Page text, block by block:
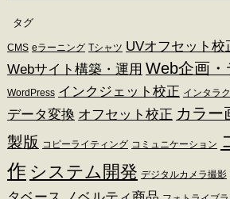
タグ
CMS eラーニング Tシャツ UVオフセット校
Webサイト構築・運用 Web企画
WordPress インクジェット校正 インタラ
データ変換 オフセット校正 カラー
製版 コピーライティング コミュニケーション
作 システム開発 デジタルカメラ撮影